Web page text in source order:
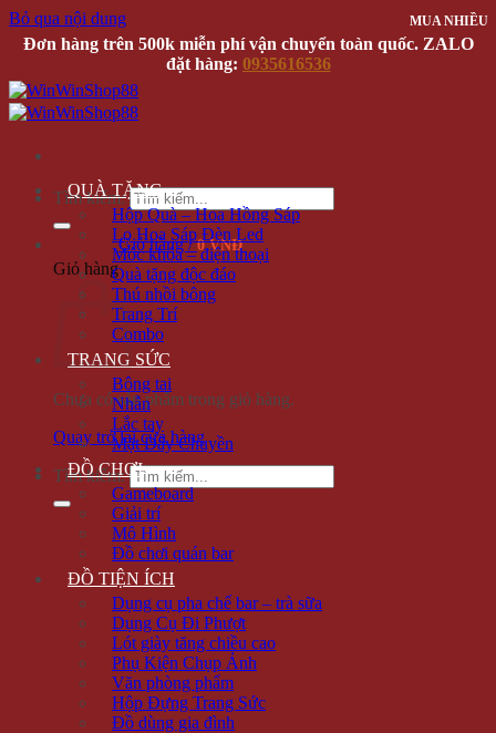
Bỏ qua nội dung
Đơn hàng trên 500k miễn phí vận chuyển toàn quốc. ZALO
đặt hàng: 0935616536
Tìm kiếm:
Giỏ hàng /0 VNĐ
Giỏ hàng
Chưa có sản phẩm trong giỏ hàng.
Quay trở lại cửa hàng
Tìm kiếm:
QUÀ TẶNG
Hộp Quà – Hoa Hồng Sáp
Lọ Hoa Sáp Đèn Led
Móc khóa – điện thoại
Quà tặng độc đáo
Thú nhồi bông
Trang Trí
Combo
TRANG SỨC
Bông tai
Nhẫn
Lắc tay
Mặt Dây Chuyền
ĐỒ CHƠI
Gameboard
Giải trí
Mô Hình
Đồ chơi quán bar
ĐỒ TIỆN ÍCH
Dụng cụ pha chế bar – trà sữa
Dụng Cụ Đi Phượt
Lót giày tăng chiều cao
Phụ Kiện Chụp Ảnh
Văn phòng phẩm
Hộp Đựng Trang Sức
Đồ dùng gia đình
MUA NHIỀU
MUA NHIỀU
MUA NHIỀU